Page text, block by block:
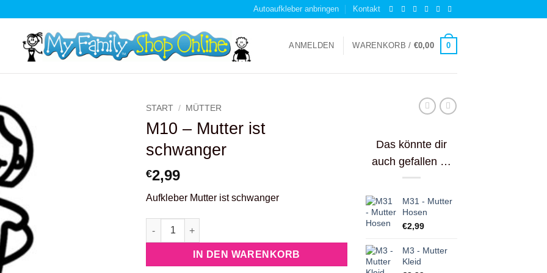
Autoaufkleber anbringen Kontakt
ANMELDEN WARENKORB / €0,00 0
START / MÜTTER
M10 – Mutter ist
schwanger
€2,99
Aufkleber Mutter ist schwanger
M10 - Mutter ist schwanger Menge
IN DEN WARENKORB
Das könnte dir
auch gefallen …
M31 - Mutter
Hosen
€2,99
M3 - Mutter
Kleid